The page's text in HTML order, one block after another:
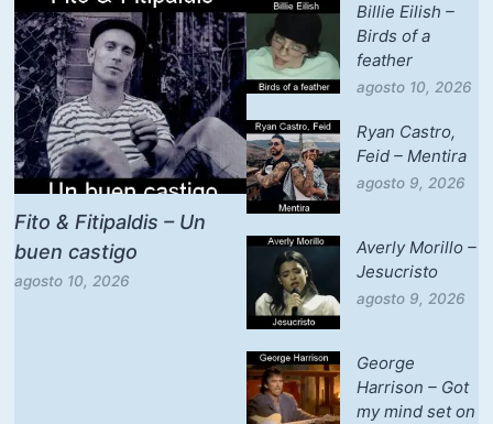
Fito & Fitipaldis – Un
buen castigo
agosto 10, 2026
Billie Eilish –
Birds of a
feather
agosto 10, 2026
Ryan Castro,
Feid – Mentira
agosto 9, 2026
Averly Morillo –
Jesucristo
agosto 9, 2026
George
Harrison – Got
my mind set on